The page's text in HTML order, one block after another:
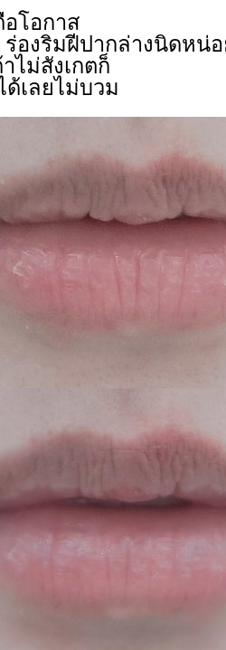
โอกาส
ร่องริมฝีปากล่างนิดหน่
ไม่สังเกตก็
เลยไม่บวม